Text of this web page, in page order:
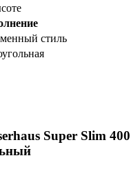
стиль
Super Slim 400